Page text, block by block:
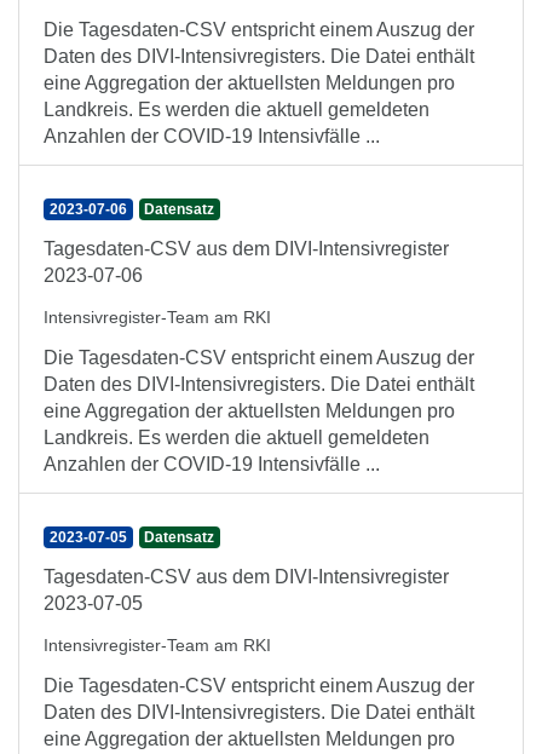
Die Tagesdaten-CSV entspricht einem Auszug der
Daten des DIVI-Intensivregisters. Die Datei enthält
eine Aggregation der aktuellsten Meldungen pro
Landkreis. Es werden die aktuell gemeldeten
Anzahlen der COVID-19 Intensivfälle ...
2023-07-06 Datensatz
Tagesdaten-CSV aus dem DIVI-Intensivregister
2023-07-06
Intensivregister-Team am RKI
Die Tagesdaten-CSV entspricht einem Auszug der
Daten des DIVI-Intensivregisters. Die Datei enthält
eine Aggregation der aktuellsten Meldungen pro
Landkreis. Es werden die aktuell gemeldeten
Anzahlen der COVID-19 Intensivfälle ...
2023-07-05 Datensatz
Tagesdaten-CSV aus dem DIVI-Intensivregister
2023-07-05
Intensivregister-Team am RKI
Die Tagesdaten-CSV entspricht einem Auszug der
Daten des DIVI-Intensivregisters. Die Datei enthält
eine Aggregation der aktuellsten Meldungen pro